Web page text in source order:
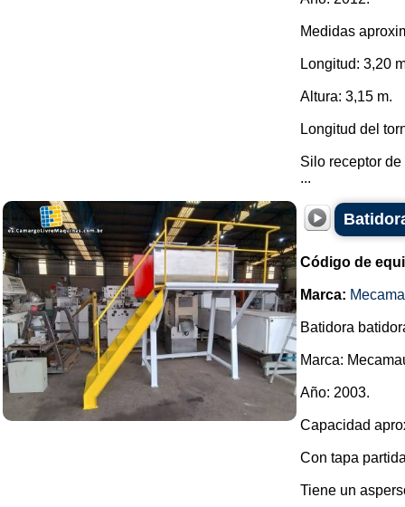
Medidas
Longitud: 3,20
Altura: 3,15 m.
Longitud del
Silo receptor
...
Código de
Marca:
Batidora
Marca:
Año: 2003.
Capacidad
Con tapa
Tiene un